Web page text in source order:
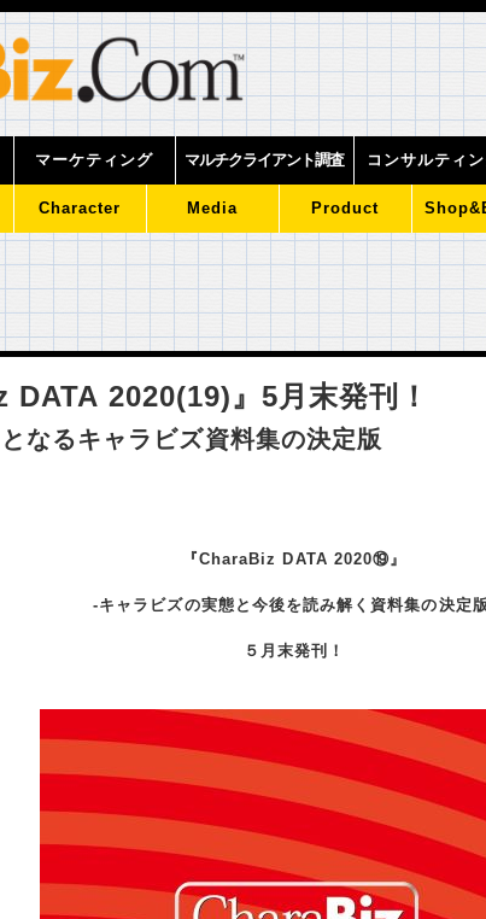
マーケティング マルチクライアント調査 コンサルティ
Character Media Product
DATA 2020(19)』5月末発刊！
なるキャラビズ資料集の決定版
『CharaBiz DATA 2020⑲』
-キャラビズの実態と今後を読み解く資料集の決定
５月末発刊！